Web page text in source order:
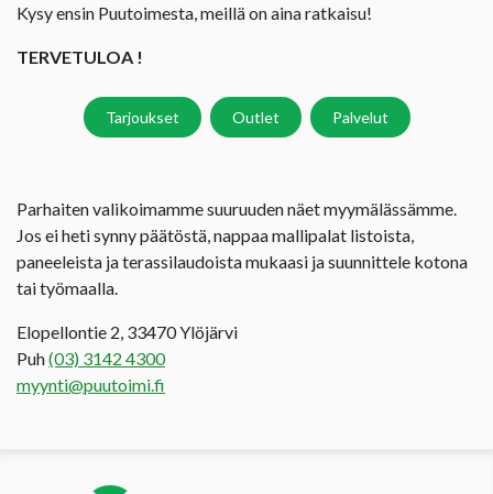
Kysy ensin Puutoimesta, meillä on aina ratkaisu!
TERVETULOA !
Tarjoukset Outlet Palvelut
Parhaiten valikoimamme suuruuden näet myymälässämme.
Jos ei heti synny päätöstä, nappaa mallipalat listoista,
paneeleista ja terassilaudoista mukaasi ja suunnittele kotona
tai työmaalla.
Elopellontie 2, 33470 Ylöjärvi
Puh(03) 3142 4300
myynti@puutoimi.fi